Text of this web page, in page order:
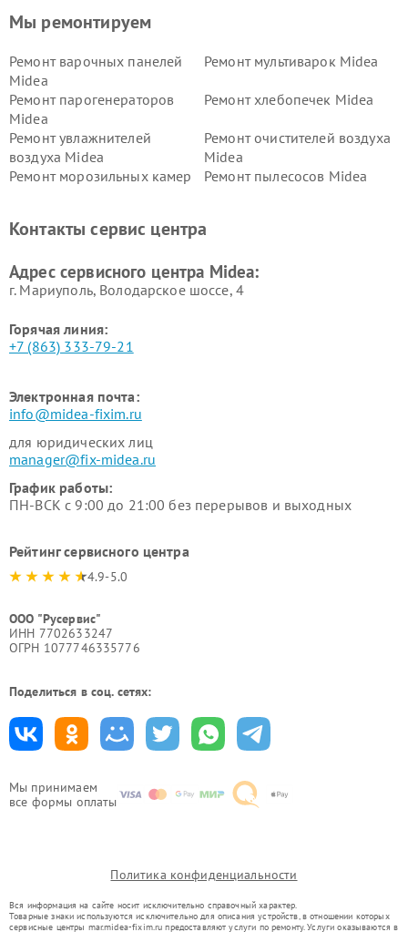
Мы принимаем
все формы оплаты
Мы ремонтируем
Ремонт варочных панелей
Midea
Ремонт мультиварок Midea
Ремонт парогенераторов
Midea
Ремонт хлебопечек Midea
Ремонт увлажнителей
воздуха Midea
Ремонт очистителей воздуха
Midea
Ремонт морозильных камер
Ремонт пылесосов Midea
пылесосов Midea
Midea
Контакты сервис центра
Адрес сервисного центра Midea:
г. Мариуполь, Володарское шоссе, 4
Горячая линия:
+7 (863) 333-79-21
Электронная почта:
info@midea-fixim.ru
для юридических лиц
manager@fix-midea.ru
График работы:
ПН-ВСК с 9:00 до 21:00 без перерывов и выходных
Рейтинг сервисного центра
4.9-5.0
ООО "Русервис"
ИНН 7702633247
ОГРН 1077746335776
Поделиться в соц. сетях:
Политика конфиденциальности
Вся информация на сайте носит исключительно справочный характер.
Товарные знаки используются исключительно для описания устройств, в отношении которых
сервисные центры mar.midea-fixim.ru предоставляют услуги по ремонту. Услуги оказываются в